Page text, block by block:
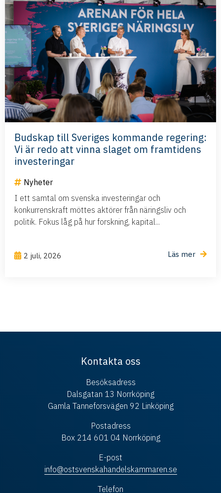
Budskap till Sveriges kommande regering:
Vi är redo att vinna slaget om framtidens
investeringar
Nyheter
I ett samtal om svenska investeringar och
konkurrenskraft möttes aktörer från näringsliv och
politik. Fokus låg på hur forskning, kapital...
2 juli, 2026 Läs mer
Kontakta oss
Besöksadress
Dalsgatan 13 Norrköping
Gamla Tanneforsvägen 92 Linköping
Postadress
Box 214 601 04 Norrköping
E-post
info@ostsvenskahandelskammaren.se
Telefon